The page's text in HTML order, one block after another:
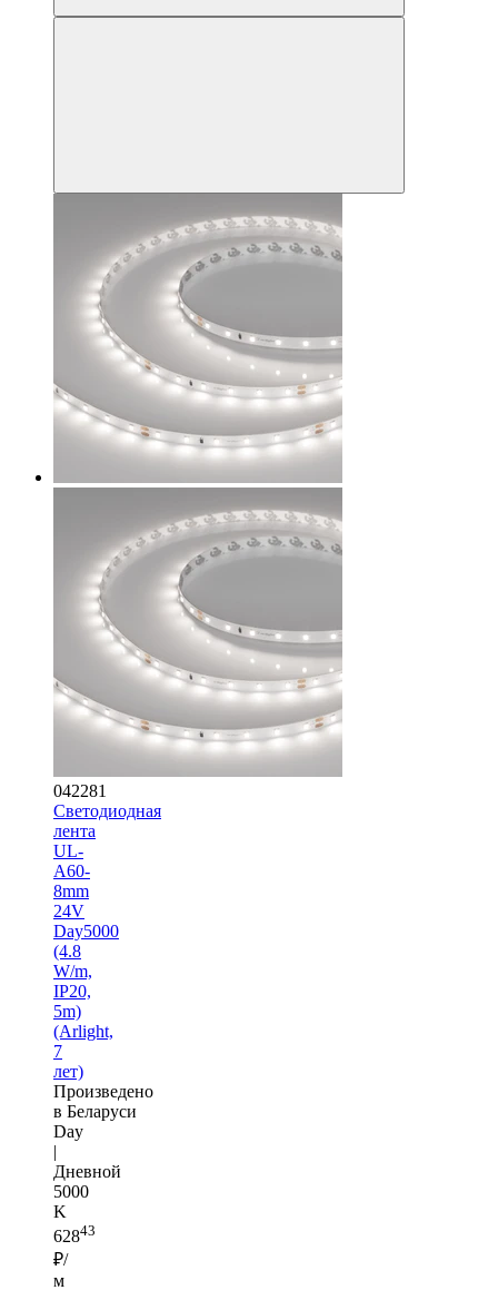
042281
Светодиодная
лента
UL-
A60-
8mm
24V
Day5000
(4.8
W/m,
IP20,
5m)
(Arlight,
7
лет)
Произведено
в Беларуси
Day
|
Дневной
5000
K
62843
₽/
м